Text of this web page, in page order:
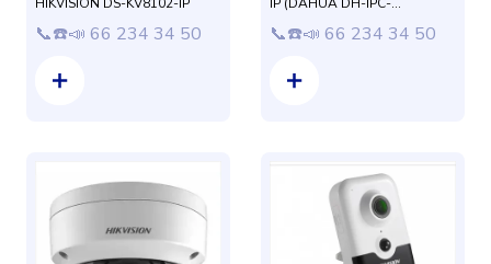
📞☎️📣 66 234 34 50 📞☎️📣 66 234 34 50